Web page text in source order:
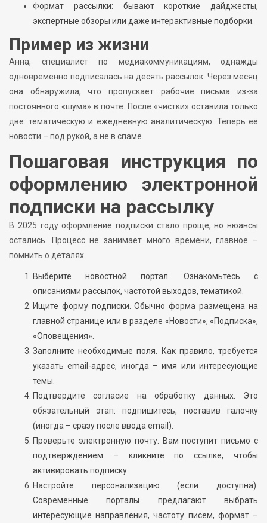
Формат рассылки: бывают короткие дайджесты,
экспертные обзоры или даже интерактивные подборки.
Пример из жизни
Анна, специалист по медиакоммуникациям, однажды
одновременно подписалась на десять рассылок. Через месяц
она обнаружила, что пропускает рабочие письма из-за
постоянного «шума» в почте. После «чистки» оставила только
две: тематическую и ежедневную аналитическую. Теперь её
новости – под рукой, а не в спаме.
Пошаговая инструкция по
оформлению электронной
подписки на рассылку
В 2025 году оформление подписки стало проще, но нюансы
остались. Процесс не занимает много времени, главное –
помнить о деталях.
Выберите новостной портал. Ознакомьтесь с
описаниями рассылок, частотой выходов, тематикой.
Ищите форму подписки. Обычно форма размещена на
главной странице или в разделе «Новости», «Подписка»,
«Оповещения».
Заполните необходимые поля. Как правило, требуется
указать email-адрес, иногда – имя или интересующие
темы.
Подтвердите согласие на обработку данных. Это
обязательный этап: подпишитесь, поставив галочку
(иногда – сразу после ввода email).
Проверьте электронную почту. Вам поступит письмо с
подтверждением – кликните по ссылке, чтобы
активировать подписку.
Настройте персонализацию (если доступна).
Современные порталы предлагают выбрать
интересующие направления, частоту писем, формат –